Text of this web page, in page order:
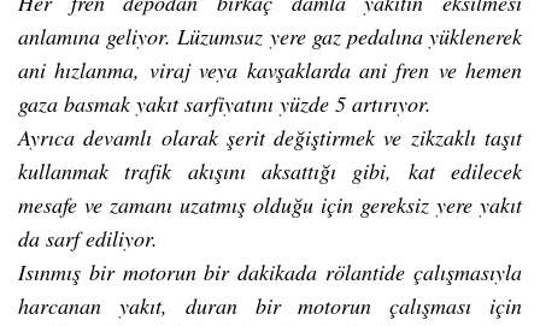
anlamına geliyor. Lüzumsuz yere gaz pedalına yüklenerek
ani hızlanma, viraj veya kavşaklarda ani fren ve hemen
gaza basmak yakıt sarfiyatını yüzde 5 artırıyor.
Ayrıca devamlı olarak şerit değiştirmek ve zikzaklı taşıt
kullanmak trafik akışını aksattığı gibi, kat edilecek
mesafe ve zamanı uzatmış olduğu için gereksiz yere yakıt
da sarf ediliyor.
Isınmış bir motorun bir dakikada rölantide çalışmasıyla
harcanan yakıt, duran bir motorun çalışması için